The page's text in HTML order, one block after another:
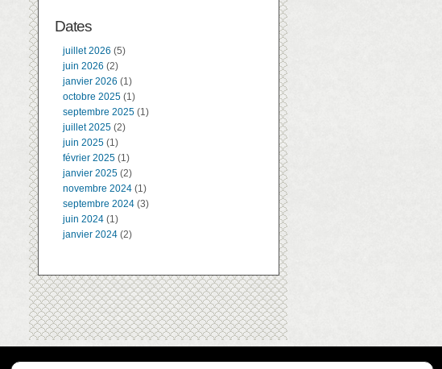
Dates
juillet 2026 (5)
juin 2026 (2)
janvier 2026 (1)
octobre 2025 (1)
septembre 2025 (1)
juillet 2025 (2)
juin 2025 (1)
février 2025 (1)
janvier 2025 (2)
novembre 2024 (1)
septembre 2024 (3)
juin 2024 (1)
janvier 2024 (2)